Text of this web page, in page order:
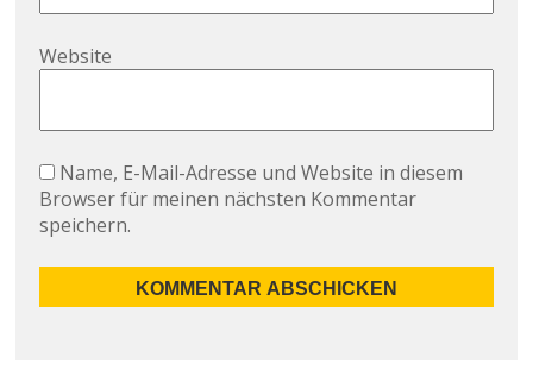
Website
Name, E-Mail-Adresse und Website in diesem
Browser für meinen nächsten Kommentar
speichern.